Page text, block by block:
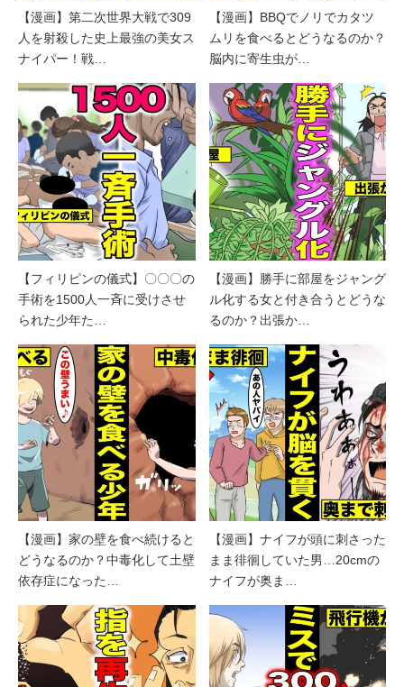
【漫画】第二次世界大戦で309
人を射殺した史上最強の美女ス
ナイパー！戦…
【漫画】BBQでノリでカタツ
ムリを食べるとどうなるのか？
脳内に寄生虫が…
【フィリピンの儀式】〇〇〇の
手術を1500人一斉に受けさせ
られた少年た…
【漫画】勝手に部屋をジャング
ル化する女と付き合うとどうな
るのか？出張か…
【漫画】家の壁を食べ続けると
どうなるのか？中毒化して土壁
依存症になった…
【漫画】ナイフが頭に刺さった
まま徘徊していた男…20cmの
ナイフが奥ま…